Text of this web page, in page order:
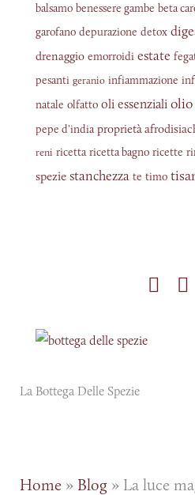
balsamo benessere gambe beta
garofano depurazione detox
drenaggio emorroidi estate
pesanti geranio infiammazione
natale olfatto oli essenziali olio
pepe d'india proprietà
reni ricetta ricetta bagno ricette
spezie stanchezza te timo
La Bottega Delle Spezie
Home » Blog » La luce